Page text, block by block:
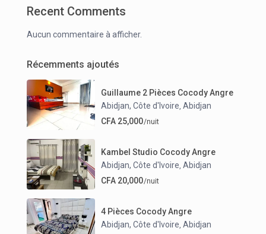
Recent Comments
Aucun commentaire à afficher.
Récemments ajoutés
Guillaume 2 Pièces Cocody Angre
Abidjan, Côte d'Ivoire ,Abidjan
CFA 25,000/nuit
Kambel Studio Cocody Angre
Abidjan, Côte d'Ivoire ,Abidjan
CFA 20,000/nuit
4 Pièces Cocody Angre
Abidjan, Côte d'Ivoire ,Abidjan